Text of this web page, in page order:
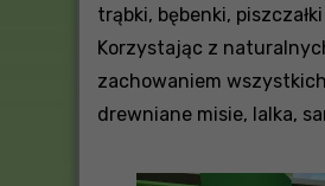
trąbki, bębenki,
Korzystając z
zachowaniem
drewniane misie, lalka,